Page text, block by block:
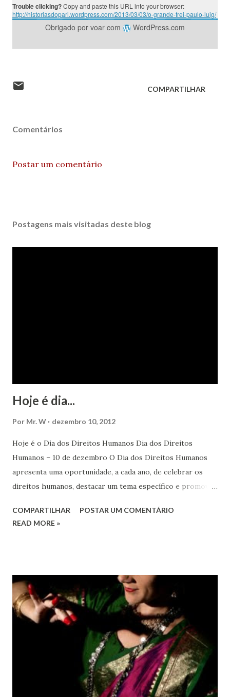
Trouble clicking?Copy and paste this URL into your browser:
http://historiasdopari.wordpress.com/2013/03/03/o-grande-frei-paulo-luig/
Obrigado por voar com WordPress.com
COMPARTILHAR
Comentários
Postar um comentário
Postagens mais visitadas deste blog
Hoje é dia...
Por Mr. W dezembro 10, 2012
Hoje é o Dia dos Direitos Humanos Dia dos Direitos
Humanos – 10 de dezembro O Dia dos Direitos Humanos
apresenta uma oportunidade, a cada ano, de celebrar os
direitos humanos, destacar um tema específico e promover
em todos os lugares. Este ano, o foco é sobre os direitos
Estes direitos humanos – os direitos à liberdade de opinião
e de expressão, de reunião pacífica e de associação, e de
participar no governo (artigos 19, 20 e 21 da Declaração
Universal dos Direitos Humanos ) – têm estado no centro
das mudanças históricas no mundo árabe nos últimos dois
anos, em que milhões foram às ruas para exigir mudanças.
Em outras partes do mundo, os “99%” fizeram suas vozes
serem ouvidas através ...
COMPARTILHAR
POSTAR UM COMENTÁRIO
READ MORE »